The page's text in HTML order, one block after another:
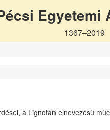
Egyetemi
1367–2019
a Lignotán elnevezésű